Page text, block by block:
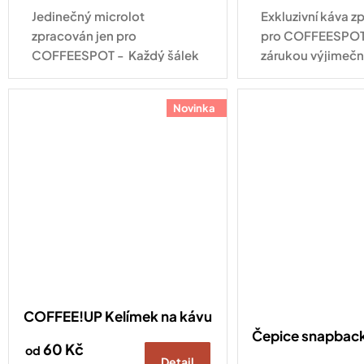
Jedinečný microlot
zpracován jen pro
COFFEESPOT - Každý šálek
má svůj příběh.
Exkluzivní káva
pro
zárukou
Novinka
COFFEE!UP Kelímek na kávu
od 60 Kč
Čepice